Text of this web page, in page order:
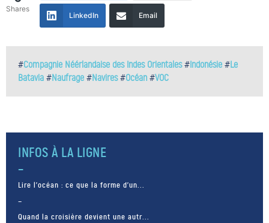
Shares
LinkedIn Email
#Compagnie Néérlandaise des Indes Orientales#Indonésie #Le
Batavia #Naufrage #Navires#Océan #VOC
INFOS À LA LIGNE
Lire l’océan : ce que la forme d’un...
Quand la croisière devient une autr...